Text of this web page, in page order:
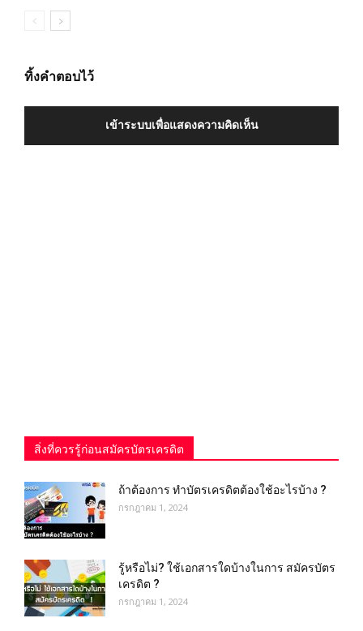
ทิ้งคำตอบไว้
เข้าระบบเพื่อแสดงความคิดเห็น
สิ่งที่ควรรู้ก่อนสมัครบัตรเครดิต
ถ้าต้องการ ทําบัตรเครดิตต้องใช้อะไรบ้าง ?
กรกฎาคม 1, 2024
รู้หรือไม่? ใช้เอกสารใดบ้างในการ สมัครบัตร
เครดิต ?
กรกฎาคม 1, 2024